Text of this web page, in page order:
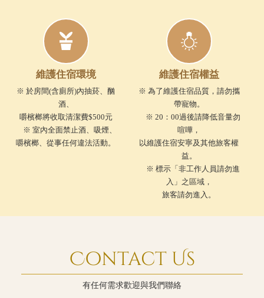
維護住宿環境
※ 於房間(含廁所)內抽菸、酗
酒、
嚼檳榔將收取清潔費$500元
※ 室內全面禁止酒、吸煙、
嚼檳榔、從事任何違法活動。
維護住宿權益
※ 為了維護住宿品質，請勿攜
帶寵物。
※ 20：00過後請降低音量勿
喧嘩，
以維護住宿安寧及其他旅客權
益。
※ 標示「非工作人員請勿進
入」之區域，
旅客請勿進入。
Contact Us
有任何需求歡迎與我們聯絡